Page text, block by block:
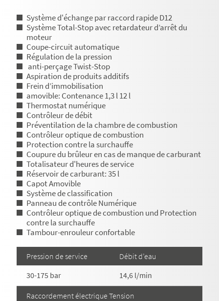
Système d'échange par raccord rapide D12
Système Total-Stop avec retardateur d’arrêt du
moteur
Coupe-circuit automatique
Régulation de la pression
anti-perçage Twist-Stop
Aspiration de produits additifs
Frein d’immobilisation
amovible: Contenance 1,3 l 12 l
Thermostat numérique
Contrôleur de débit
Préventilation de la chambre de combustion
Contrôleur optique de combustion
Protection contre la surchauffe
Coupure du brûleur en cas de manque de carburant
Totalisateur d'heures de service
Réservoir de carburant: 35 l
Capot Amovible
Système de classification
Panneau de contrôle Numérique
Contrôleur optique de combustion und Protection
contre la surchauffe
Tambour-enrouleur confortable
Pression de service
30-175 bar
Débit d’eau
14,6 l/min
Raccordement électrique Tension